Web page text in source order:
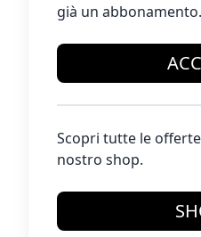
già un abbonamento.
Scopri tutte le
nostro shop.